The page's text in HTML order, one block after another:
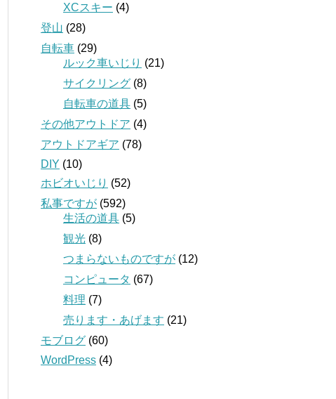
XCスキー (4)
登山 (28)
自転車 (29)
ルック車いじり (21)
サイクリング (8)
自転車の道具 (5)
その他アウトドア (4)
アウトドアギア (78)
DIY (10)
ホビオいじり (52)
私事ですが (592)
生活の道具 (5)
観光 (8)
つまらないものですが (12)
コンピュータ (67)
料理 (7)
売ります・あげます (21)
モブログ (60)
WordPress (4)